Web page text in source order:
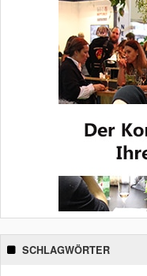
SCHLAGWÖRTER